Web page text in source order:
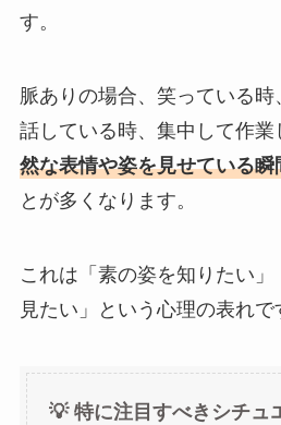
す。
脈ありの場合、笑っている
話している時、集中して作業
然な表情や姿を見せている瞬
とが多くなります。
これは「素の姿を知りたい
見たい」という心理の表れで
💡 特に注目すべきシチュ